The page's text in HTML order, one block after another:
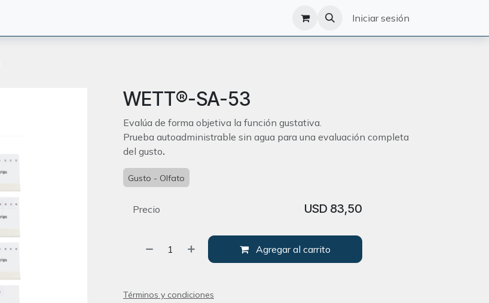
Iniciar sesión
WETT®-SA-53
Evalúa de forma objetiva la función gustativa.
Prueba autoadministrable sin agua para una evaluación completa
del gusto.
Gusto - Olfato
Agregar al carrito
Precio USD 83,50
Términos y condiciones